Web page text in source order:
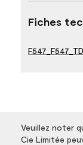
Fiches
Veuillez noter
Cie Limitée